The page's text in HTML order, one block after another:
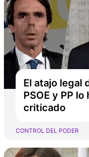
El atajo legal
PSOE y PP
criticado
CONTROL DEL PODER